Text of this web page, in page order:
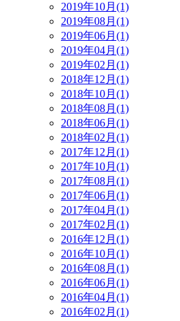
2019年10月(1)
2019年08月(1)
2019年06月(1)
2019年04月(1)
2019年02月(1)
2018年12月(1)
2018年10月(1)
2018年08月(1)
2018年06月(1)
2018年02月(1)
2017年12月(1)
2017年10月(1)
2017年08月(1)
2017年06月(1)
2017年04月(1)
2017年02月(1)
2016年12月(1)
2016年10月(1)
2016年08月(1)
2016年06月(1)
2016年04月(1)
2016年02月(1)